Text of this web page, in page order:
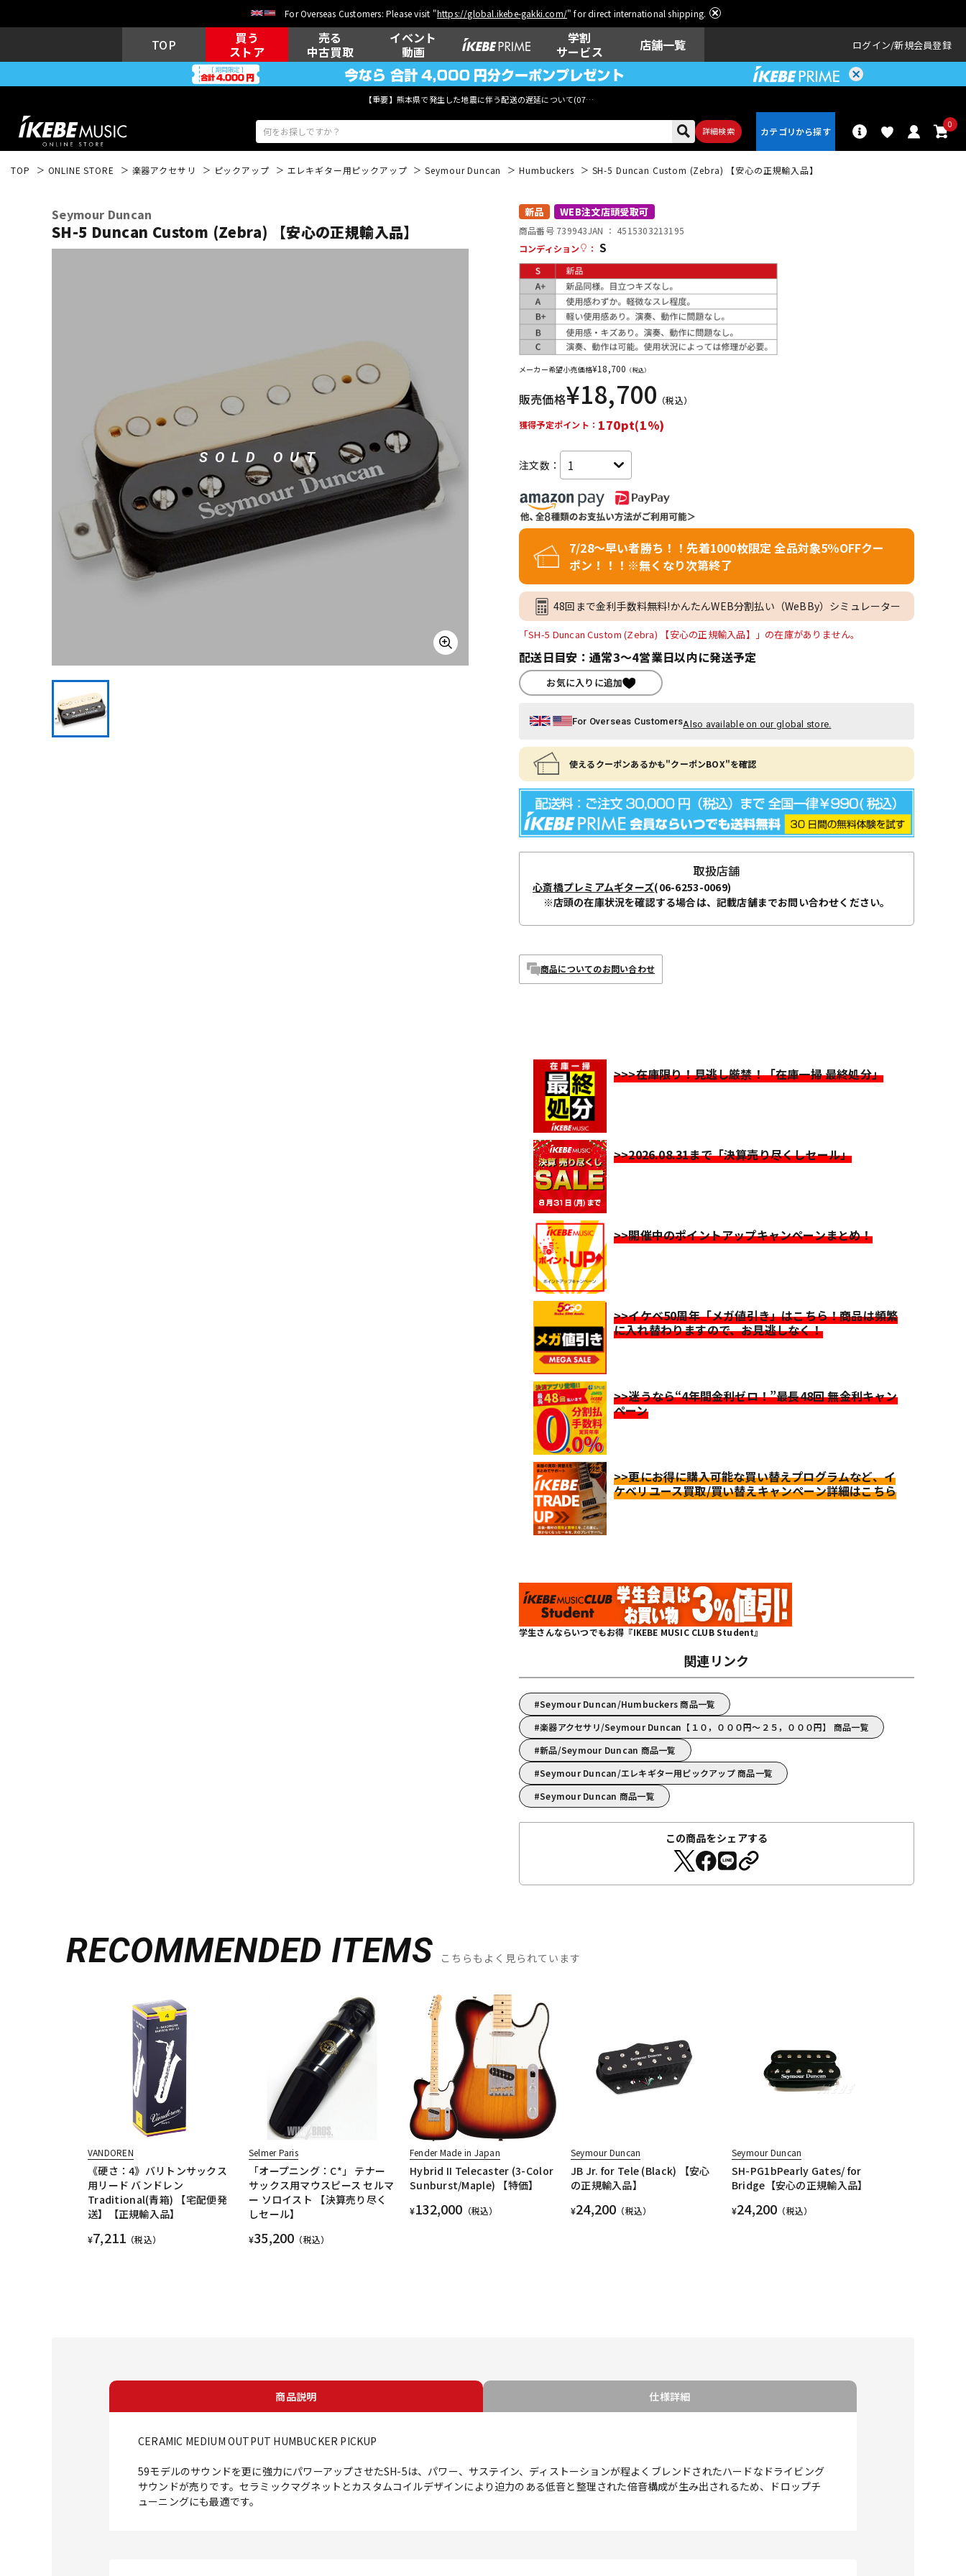
For Overseas Customers: Please visit "https://global.ikebe-gakki.com/" for direct international shipping.
TOP
買う
ストア
売る
中古買取
イベント
動画
学割
サービス
店舗一覧 ログイン 新規会員登録
【重要】熊本県で発生した地震に伴う配送の遅延について(07月29日
詳細検索
0
ウクレレ
その他楽器
レコーディン
グ機器
配信/ライブ
機器
中古 ヴィンテージ
TOP ONLINE STORE 楽器アクセサリ ピックアップ エレキギター用ピックアップ Seymour Duncan Humbuckers SH-5 Duncan Custom (Zebra) 【安心の正規輸入品】
Seymour Duncan
SH-5 Duncan Custom (Zebra) 【安心の正規輸入品】
SOLD OUT
新品 WEB注文店頭受取可
商品番号 739943JAN ： 4515303213195
コンディション
： S
メーカー希望小売価格¥18,700 （税込）
販売価格¥18,700 （税込）
獲得予定ポイント： 170pt(1%)
注文数：
7/28～早い者勝ち！！先着1000枚限定 全品対象5％OFFクー
ポン！！！※無くなり次第終了
48回まで金利手数料無料!かんたんWEB分割払い（WeBBy）シミュレーター
「SH-5 Duncan Custom (Zebra) 【安心の正規輸入品】」の在庫がありません。
配送日目安：通常3～4営業日以内に発送予定
お気に入りに追加
For Overseas CustomersAlso available on our global store.
使えるクーポンあるかも"クーポンBOX"を確認
取扱店舗
心斎橋プレミアムギターズ(06-6253-0069)
※店頭の在庫状況を確認する場合は、記載店舗までお問い合わせください。
商品についてのお問い合わせ
>>>在庫限り！見逃し厳禁！「在庫一掃 最終処分」
>>2026.08.31まで「決算売り尽くしセール」
>>開催中のポイントアップキャンペーンまとめ！
>>イケベ50周年「メガ値引き」はこちら！商品は頻繁
に入れ替わりますので、お見逃しなく！
>>迷うなら“4年間金利ゼロ！”最長48回 無金利キャン
ペーン
>>更にお得に購入可能な買い替えプログラムなど、イ
ケベリユース買取/買い替えキャンペーン詳細はこちら
学生さんならいつでもお得『IKEBE MUSIC CLUB Student』
関連リンク
Seymour Duncan/Humbuckers 商品一覧
楽器アクセサリ/Seymour Duncan【１０，０００円～２５，０００円】 商品一覧
新品/Seymour Duncan 商品一覧
Seymour Duncan/エレキギター用ピックアップ 商品一覧
Seymour Duncan 商品一覧
この商品をシェアする
RECOMMENDED ITEMS こちらもよく見られています
VANDOREN
《硬さ：4》バリトンサックス
用リード バンドレン
Traditional(青箱) 【宅配便発
送】【正規輸入品】
¥7,211 （税込）
Selmer Paris
「オープニング：C*」 テナー
サックス用マウスピース セルマ
ー ソロイスト 【決算売り尽く
しセール】
¥35,200 （税込）
Fender Made in Japan
Hybrid II Telecaster (3-Color
Sunburst/Maple) 【特価】
¥132,000 （税込）
Seymour Duncan
JB Jr. for Tele (Black) 【安心
の正規輸入品】
¥24,200 （税込）
Seymour Duncan
SH-PG1bPearly Gates/ for
Bridge【安心の正規輸入品】
¥24,200 （税込）
商品説明 仕様詳細
CERAMIC MEDIUM OUTPUT HUMBUCKER PICKUP
59モデルのサウンドを更に強力にパワーアップさせたSH-5は、パワー、サステイン、ディストーションが程よくブレンドされたハードなドライビング
サウンドが売りです。セラミックマグネットとカスタムコイルデザインにより迫力のある低音と整理された倍音構成が生み出されるため、ドロップチ
ューニングにも最適です。